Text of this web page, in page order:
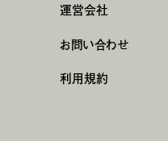
運営会社
お問い合わせ
利用規約